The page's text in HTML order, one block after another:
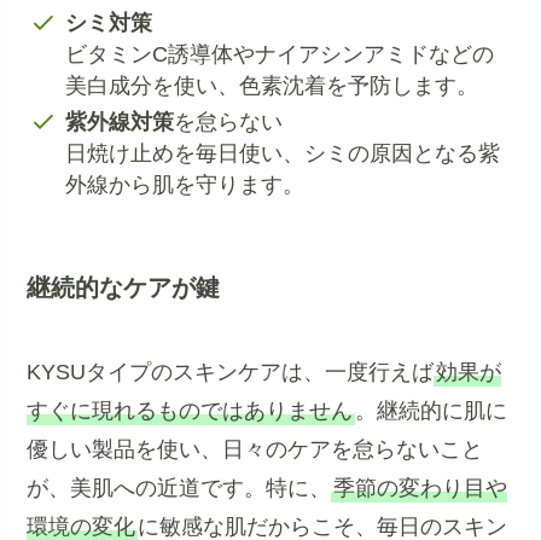
シミ対策
ビタミンC誘導体やナイアシンアミドなどの
美白成分を使い、色素沈着を予防します。
紫外線対策を怠らない
日焼け止めを毎日使い、シミの原因となる紫
外線から肌を守ります。
継続的なケアが鍵
KYSUタイプのスキンケアは、一度行えば効果が
すぐに現れるものではありません。継続的に肌に
優しい製品を使い、日々のケアを怠らないこと
が、美肌への近道です。特に、季節の変わり目や
環境の変化に敏感な肌だからこそ、毎日のスキン